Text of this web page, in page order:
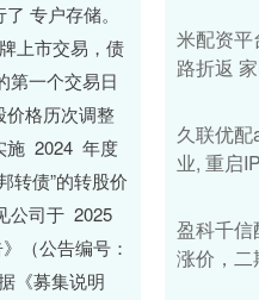
专户存储。
上市交易，债
第一个交易日
格历次调整
2024 年度
转债”的转股价
公司于 2025
（公告编号：
募集说明
米配资
路折返
久联优配
业, 重启
盈科千
涨价，